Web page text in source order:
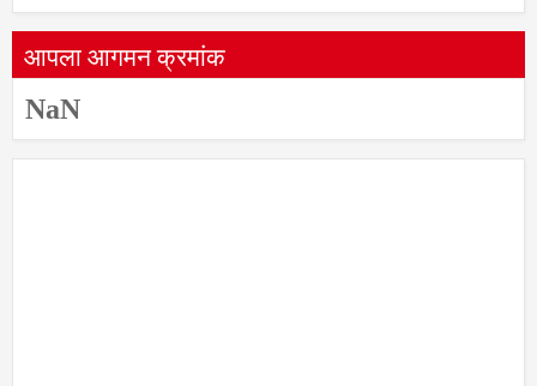
आपला आगमन क्रमांक
NaN